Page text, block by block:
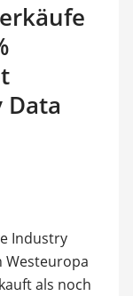
Industry
Westeuropa
als noch